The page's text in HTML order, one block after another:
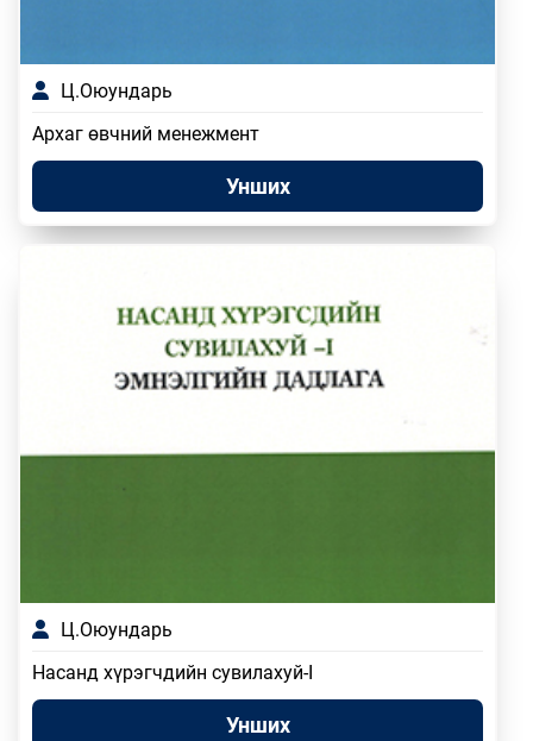
Ц.Оюундарь
Архаг өвчний менежмент
Унших
Ц.Оюундарь
Насанд хүрэгчдийн сувилахуй-I
Унших